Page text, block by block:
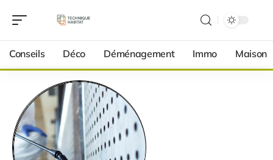
Conseils Déco Déménagement Immo Maison